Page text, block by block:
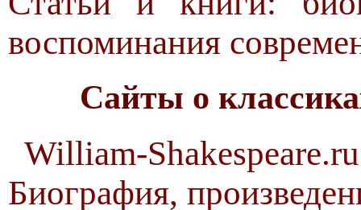
воспоминания
Cайты о
William-
Биография,